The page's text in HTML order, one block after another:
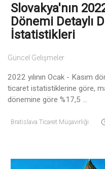
Slovakya'nın
Dönemi Detaylı
İstatistikleri
Güncel Gelişmeler
2022 yılının Ocak - Kasım
ticaret istatistiklerine göre,
dönemine göre %17,5 ...
Bratislava Ticaret Müşavirliği